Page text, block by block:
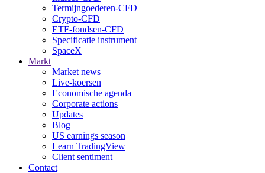
Termijngoederen-CFD
Crypto-CFD
ETF-fondsen-CFD
Specificatie instrument
SpaceX
Markt
Market news
Live-koersen
Economische agenda
Corporate actions
Updates
Blog
US earnings season
Learn TradingView
Client sentiment
Contact